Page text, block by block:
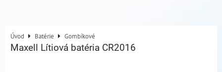
Úvod Batérie Gombíkové
Maxell Lítiová batéria CR2016